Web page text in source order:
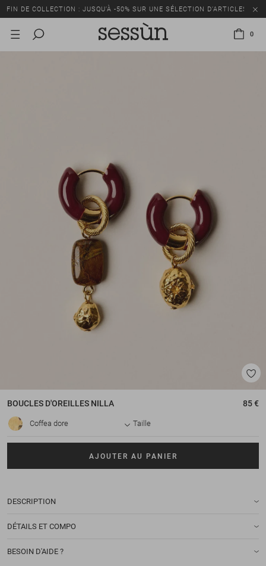
FIN DE COLLECTION : JUSQU’À -50% SUR UNE SÉLECTION D’ARTICLES
0
BOUCLES D'OREILLES NILLA 85 €
Coffea dore Taille
AJOUTER AU PANIER
DESCRIPTION
DÉTAILS ET COMPO
BESOIN D'AIDE ?